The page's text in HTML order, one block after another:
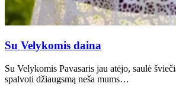
Su Velykomis daina
Su Velykomis Pavasaris jau atėjo, saulė
spalvoti džiaugsmą neša mums…